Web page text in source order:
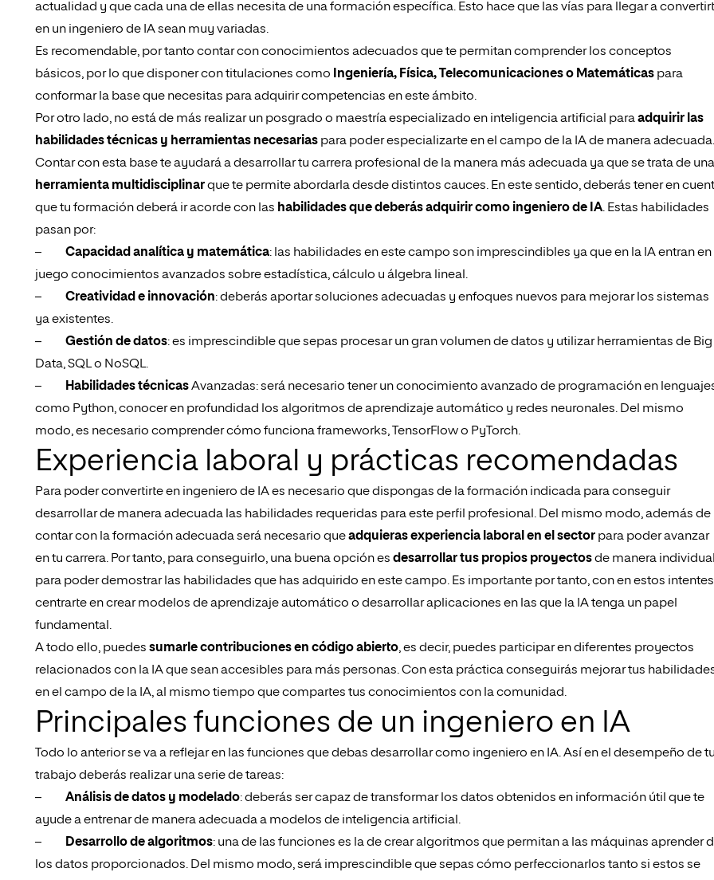
actualidad y que cada una de ellas necesita de una formación específica. Esto hace que las vías para llegar a
en un ingeniero de IA sean muy variadas.
Es recomendable, por tanto contar con conocimientos adecuados que te permitan comprender los conceptos
básicos, por lo que disponer con titulaciones como
Ingeniería, Física, Telecomunicaciones o Matemáticas para
conformar la base que necesitas para adquirir competencias en este ámbito.
Por otro lado, no está de más realizar un posgrado o maestría especializado en inteligencia artificial paraadquirir las
habilidades técnicas y herramientas necesarias para poder especializarte en el campo de la IA de manera adecuada.
Contar con esta base te ayudará a desarrollar tu carrera profesional de la manera más adecuada ya que se trata de una
herramienta multidisciplinarque te permite abordarla desde distintos cauces. En este sentido, deberás tener en
que tu formación deberá ir acorde con las habilidades que deberás adquirir como ingeniero de IA. Estas habilidades
pasan por:
–
Capacidad analítica y matemática: las habilidades en este campo son imprescindibles ya que en la IA entran en
juego conocimientos avanzados sobre estadística, cálculo u álgebra lineal.
–
Creatividad e innovación: deberás aportar soluciones adecuadas y enfoques nuevos para mejorar los sistemas
ya existentes.
–
Gestión de datos: es imprescindible que sepas procesar un gran volumen de datos y utilizar herramientas de Big
Data, SQL o NoSQL.
–
Habilidades técnicasAvanzadas: será necesario tener un conocimiento avanzado de programación en
como Python, conocer en profundidad los algoritmos de aprendizaje automático y redes neuronales. Del mismo
modo, es necesario comprender cómo funciona frameworks, TensorFlow o PyTorch.
Experiencia laboral y prácticas recomendadas
Para poder convertirte en ingeniero de IA es necesario que dispongas de la formación indicada para conseguir
desarrollar de manera adecuada las habilidades requeridas para este perfil profesional. Del mismo modo, además de
contar con la formación adecuada será necesario queadquieras experiencia laboral en el sector para poder avanzar
en tu carrera. Por tanto, para conseguirlo, una buena opción es desarrollar tus propios proyectosde manera
para poder demostrar las habilidades que has adquirido en este campo. Es importante por tanto, con en estos intentes
centrarte en crear modelos de aprendizaje automático o desarrollar aplicaciones en las que la IA tenga un papel
fundamental.
A todo ello, puedes sumarle contribuciones en código abierto, es decir, puedes participar en diferentes proyectos
relacionados con la IA que sean accesibles para más personas. Con esta práctica conseguirás mejorar tus
en el campo de la IA, al mismo tiempo que compartes tus conocimientos con la comunidad.
Principales funciones de un ingeniero en IA
Todo lo anterior se va a reflejar en las funciones que debas desarrollar como ingeniero en IA. Así en el desempeño de
trabajo deberás realizar una serie de tareas:
–
Análisis de datos y modelado: deberás ser capaz de transformar los datos obtenidos en información útil que te
ayude a entrenar de manera adecuada a modelos de inteligencia artificial.
–
Desarrollo de algoritmos: una de las funciones es la de crear algoritmos que permitan a las máquinas aprender
los datos proporcionados. Del mismo modo, será imprescindible que sepas cómo perfeccionarlos tanto si estos se